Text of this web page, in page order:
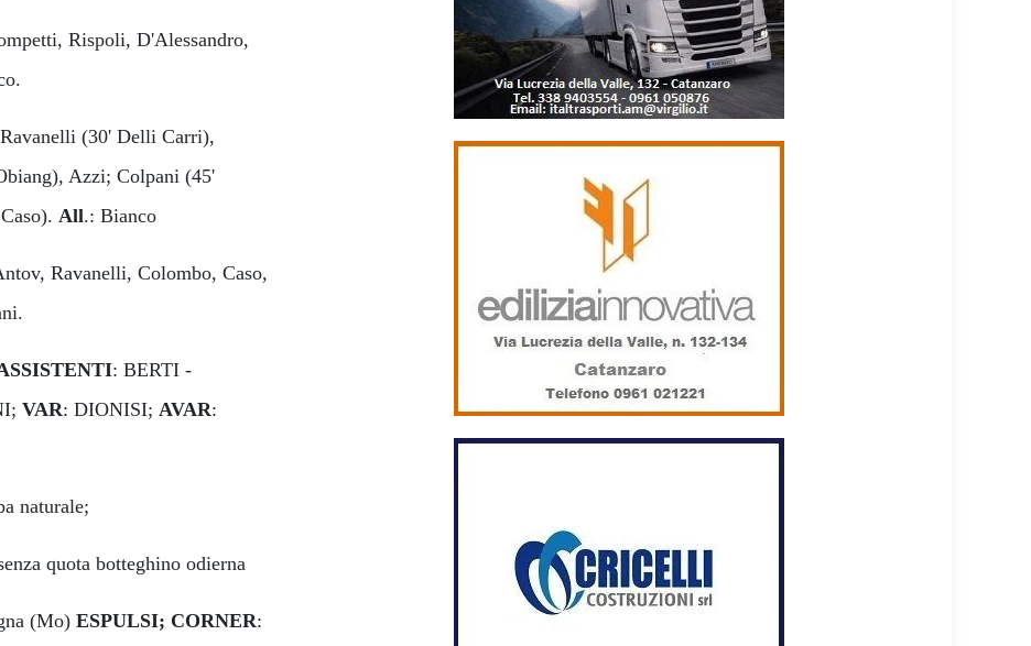
Rispoli, D'Alessandro,
(30' Delli Carri),
Azzi; Colpani (45'
All.: Bianco
Ravanelli, Colombo, Caso,
: BERTI -
VAR: DIONISI; AVAR:
naturale;
quota botteghino odierna
(Mo) ESPULSI; CORNER: